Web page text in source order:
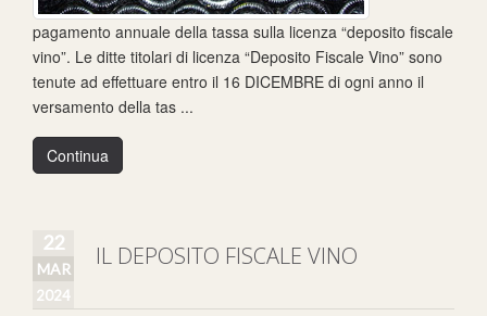
pagamento annuale della tassa sulla licenza “deposito fiscale
vino”. Le ditte titolari di licenza “Deposito Fiscale Vino” sono
tenute ad effettuare entro il 16 DICEMBRE di ogni anno il
versamento della tas ...
Continua
22
MAR
2024
IL DEPOSITO FISCALE VINO